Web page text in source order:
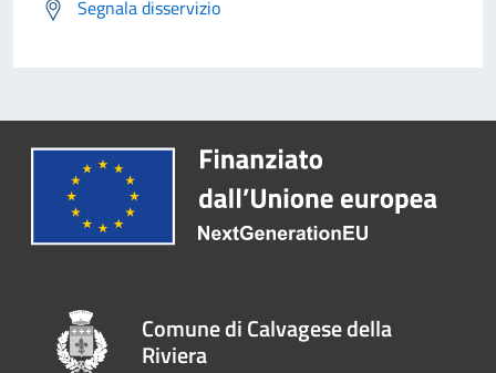
Segnala disservizio
Comune di Calvagese della
Riviera